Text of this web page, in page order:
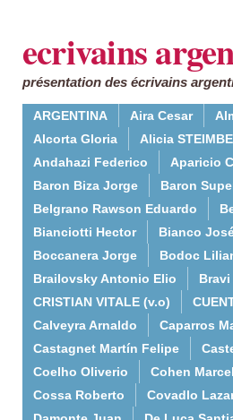
ecrivains
présentation des écrivains
ARGENTINA Aira Cesar
Alcorta Gloria
Alicia
Andahazi Federico
Aparicio
Baron Biza Jorge
Baron
Belgrano Rawson Eduardo
Bianciotti Hector
Bianco
Boccanera Jorge
Bodoc
Brailovsky Antonio Elio
Bravi
CRISTIAN VITALE (v.o)
Calveyra Arnaldo
Caparros
Castagnet Martín Felipe
Coelho Oliverio
Cohen
Cossa Roberto
Covadlo